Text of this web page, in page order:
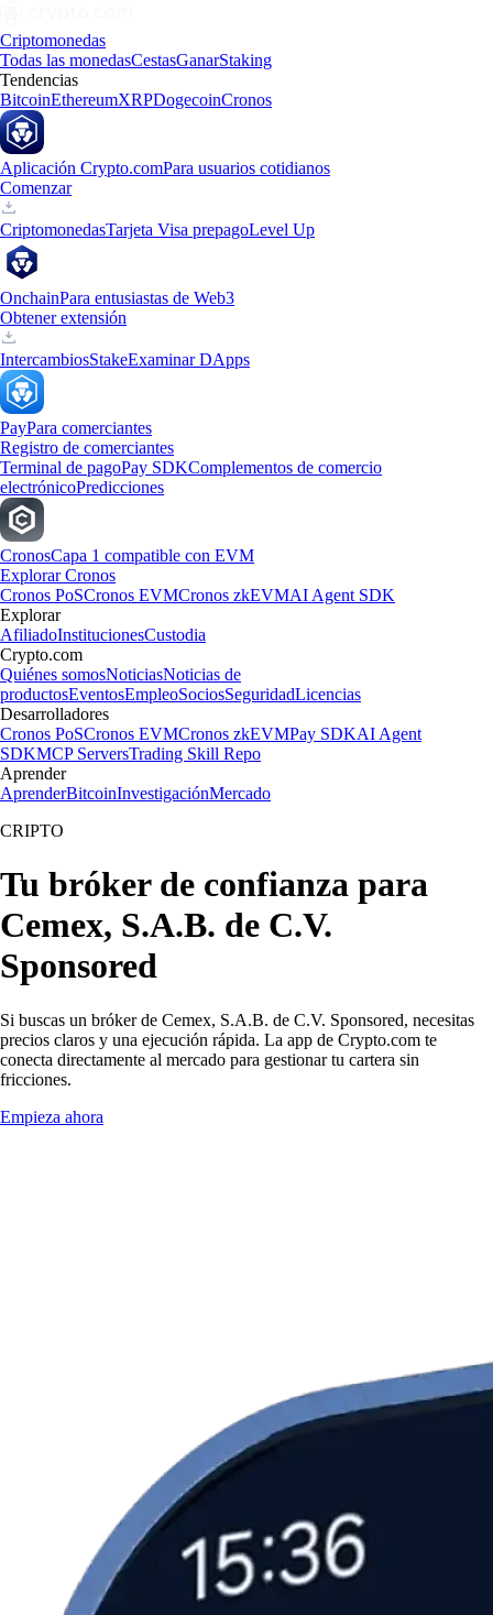
Criptomonedas
Todas las monedasCestasGanarStaking
Tendencias
BitcoinEthereumXRPDogecoinCronos
Aplicación Crypto.comPara usuarios cotidianos
Comenzar
CriptomonedasTarjeta Visa prepagoLevel Up
OnchainPara entusiastas de Web3
Obtener extensión
IntercambiosStakeExaminar DApps
PayPara comerciantes
Registro de comerciantes
Terminal de pagoPay SDKComplementos de comercio
electrónicoPredicciones
CronosCapa 1 compatible con EVM
Explorar Cronos
Cronos PoSCronos EVMCronos zkEVMAI Agent SDK
Explorar
AfiliadoInstitucionesCustodia
Crypto.com
Quiénes somosNoticiasNoticias de
productosEventosEmpleoSociosSeguridadLicencias
Desarrolladores
Cronos PoSCronos EVMCronos zkEVMPay SDKAI Agent
SDKMCP ServersTrading Skill Repo
Aprender
AprenderBitcoinInvestigaciónMercado
CRIPTO
Tu bróker de confianza para
Cemex, S.A.B. de C.V.
Sponsored
Si buscas un bróker de Cemex, S.A.B. de C.V. Sponsored, necesitas
precios claros y una ejecución rápida. La app de Crypto.com te
conecta directamente al mercado para gestionar tu cartera sin
fricciones.
Empieza ahora